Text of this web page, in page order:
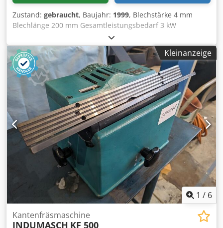
Zustand: gebraucht, Baujahr: 1999, Blechstärke 4 mm
Blechlänge 200 mm Gesamtleistungsbedarf 3 kW
Chsdpfxey Tif Ao Afqsa Maschinengewicht ca. 550 kg
Raumbedarf ca. 1,0 x 0,8 x 1,0 m
Kleinanzeige
1 / 6
Kantenfräsmaschine
INDUMASCH KF 500